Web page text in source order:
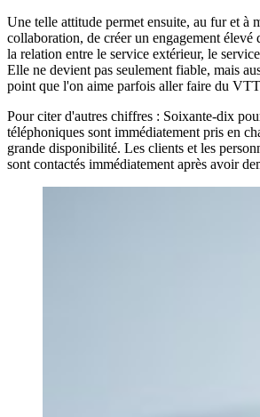
Une telle attitude permet ensuite, au fur et à
collaboration, de créer un engagement élevé
la relation entre le service extérieur, le
Elle ne devient pas seulement fiable, mais
point que l'on aime parfois aller faire du
Pour citer d'autres chiffres : Soixante-dix
téléphoniques sont immédiatement pris en
grande disponibilité. Les clients et les
sont contactés immédiatement après avoir